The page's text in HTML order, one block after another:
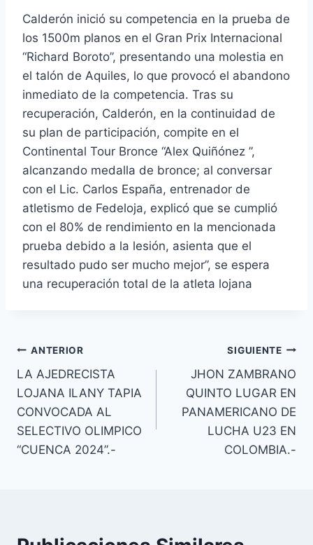
Calderón inició su competencia en la prueba de
los 1500m planos en el Gran Prix Internacional
“Richard Boroto”, presentando una molestia en
el talón de Aquiles, lo que provocó el abandono
inmediato de la competencia. Tras su
recuperación, Calderón, en la continuidad de
su plan de participación, compite en el
Continental Tour Bronce “Alex Quiñónez ”,
alcanzando medalla de bronce; al conversar
con el Lic. Carlos España, entrenador de
atletismo de Fedeloja, explicó que se cumplió
con el 80% de rendimiento en la mencionada
prueba debido a la lesión, asienta que el
resultado pudo ser mucho mejor”, se espera
una recuperación total de la atleta lojana
ANTERIOR
LA AJEDRECISTA
LOJANA ILANY TAPIA
CONVOCADA AL
SELECTIVO OLIMPICO
“CUENCA 2024”.-
SIGUIENTE
JHON ZAMBRANO
QUINTO LUGAR EN
PANAMERICANO DE
LUCHA U23 EN
COLOMBIA.-